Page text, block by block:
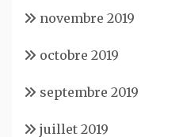
novembre 2019
octobre 2019
septembre 2019
juillet 2019